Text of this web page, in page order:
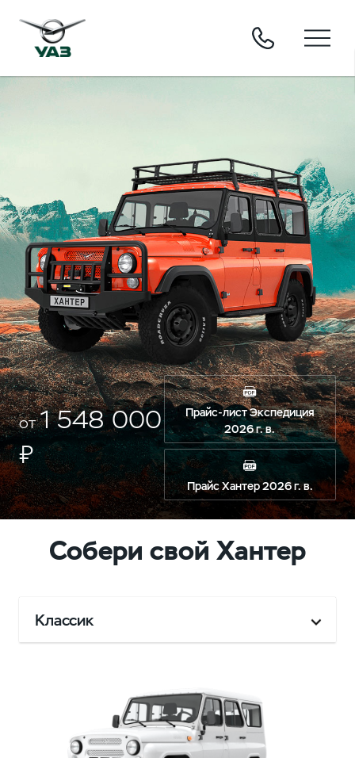
от1 548 000
₽
Прайс-лист Экспедиция
2026 г. в.
Прайс Хантер 2026 г. в.
Собери свой Хантер
Классик